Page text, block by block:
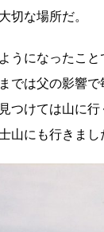
切な場所だ。
うになったこ
では父の影響
つけては山に
山にも行きまし